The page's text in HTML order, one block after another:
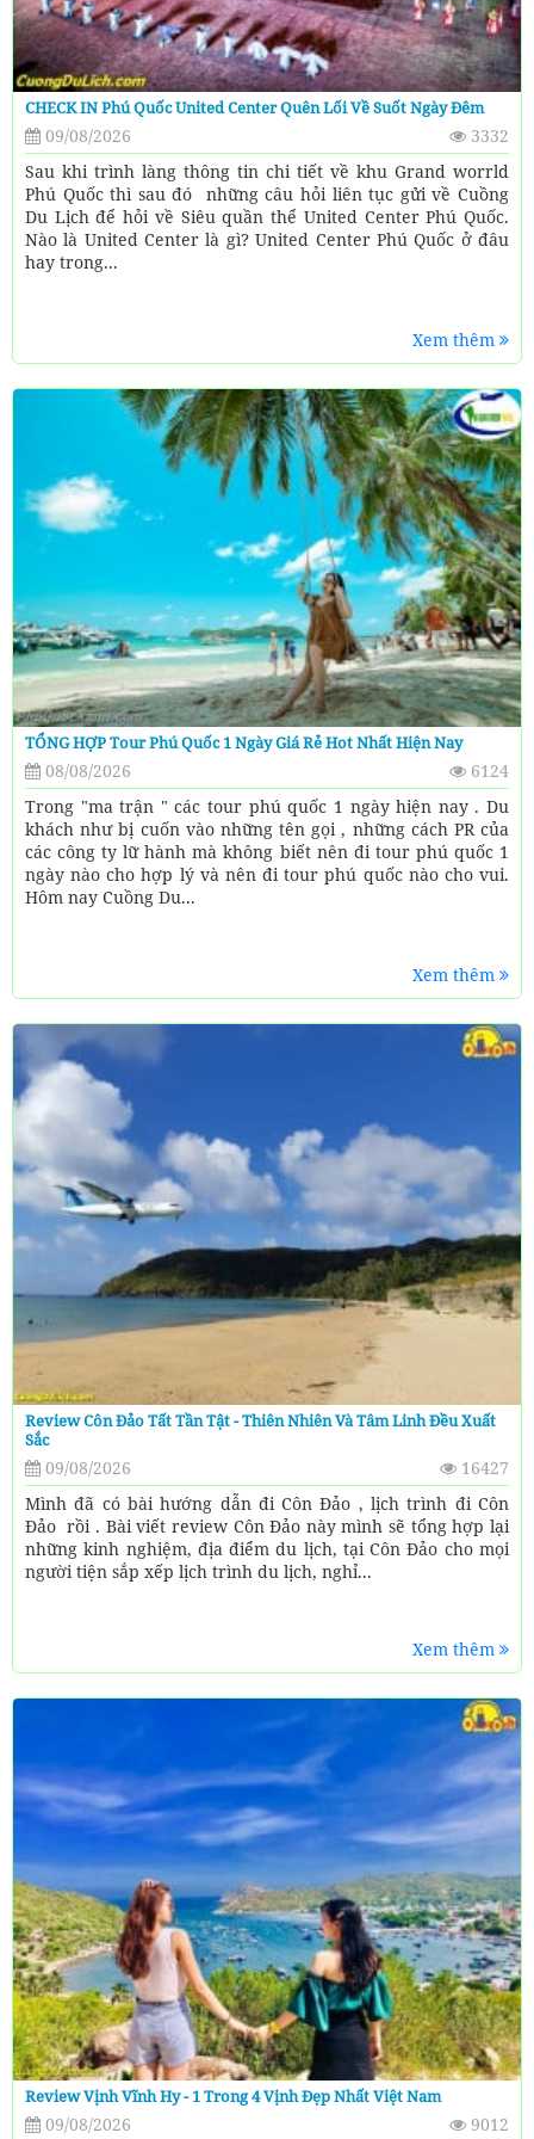
CHECK IN Phú Quốc United Center Quên Lối Về Suốt Ngày Đêm
09/08/2026
3332
Sau khi trình làng thông tin chi tiết về khu Grand worrld
Phú Quốc thì sau đó những câu hỏi liên tục gửi về Cuồng
Du Lịch để hỏi về Siêu quần thể United Center Phú Quốc.
Nào là United Center là gì? United Center Phú Quốc ở đâu
hay trong...
Xem thêm
TỔNG HỢP Tour Phú Quốc 1 Ngày Giá Rẻ Hot Nhất Hiện Nay
08/08/2026
6124
Trong "ma trận " các tour phú quốc 1 ngày hiện nay . Du
khách như bị cuốn vào những tên gọi , những cách PR của
các công ty lữ hành mà không biết nên đi tour phú quốc 1
ngày nào cho hợp lý và nên đi tour phú quốc nào cho vui.
Hôm nay Cuồng Du...
Xem thêm
Review Côn Đảo Tất Tần Tật - Thiên Nhiên Và Tâm Linh Đều Xuất
Sắc
09/08/2026
16427
Mình đã có bài hướng dẫn đi Côn Đảo , lịch trình đi Côn
Đảo rồi . Bài viết review Côn Đảo này mình sẽ tổng hợp lại
những kinh nghiệm, địa điểm du lịch, tại Côn Đảo cho mọi
người tiện sắp xếp lịch trình du lịch, nghỉ...
Xem thêm
Review Vịnh Vĩnh Hy - 1 Trong 4 Vịnh Đẹp Nhất Việt Nam
09/08/2026 9012